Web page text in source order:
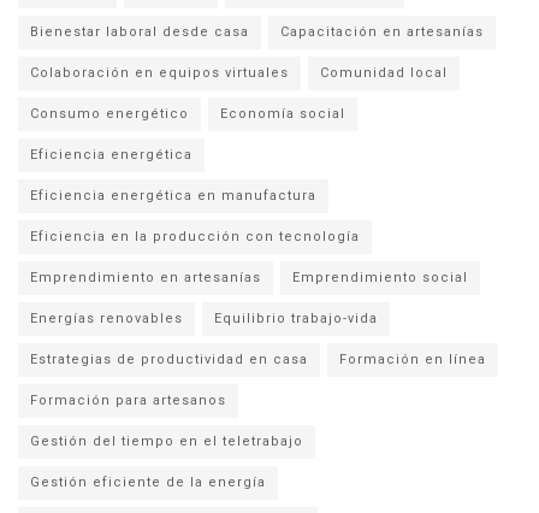
Bienestar laboral desde casa Capacitación en artesanías
Colaboración en equipos virtuales Comunidad local
Consumo energético Economía social
Eficiencia energética
Eficiencia energética en manufactura
Eficiencia en la producción con tecnología
Emprendimiento en artesanías Emprendimiento social
Energías renovables Equilibrio trabajo-vida
Estrategias de productividad en casa Formación en línea
Formación para artesanos
Gestión del tiempo en el teletrabajo
Gestión eficiente de la energía